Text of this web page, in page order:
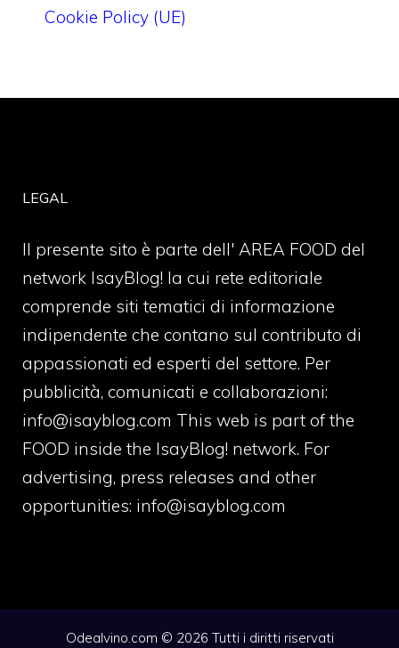
Cookie Policy (UE)
LEGAL
Il presente sito è parte dell' AREA FOOD del
network IsayBlog! la cui rete editoriale
comprende siti tematici di informazione
indipendente che contano sul contributo di
appassionati ed esperti del settore. Per
pubblicità, comunicati e collaborazioni:
info@isayblog.com This web is part of the
FOOD inside the IsayBlog! network. For
advertising, press releases and other
opportunities: info@isayblog.com
Odealvino.com © 2026 Tutti i diritti riservati